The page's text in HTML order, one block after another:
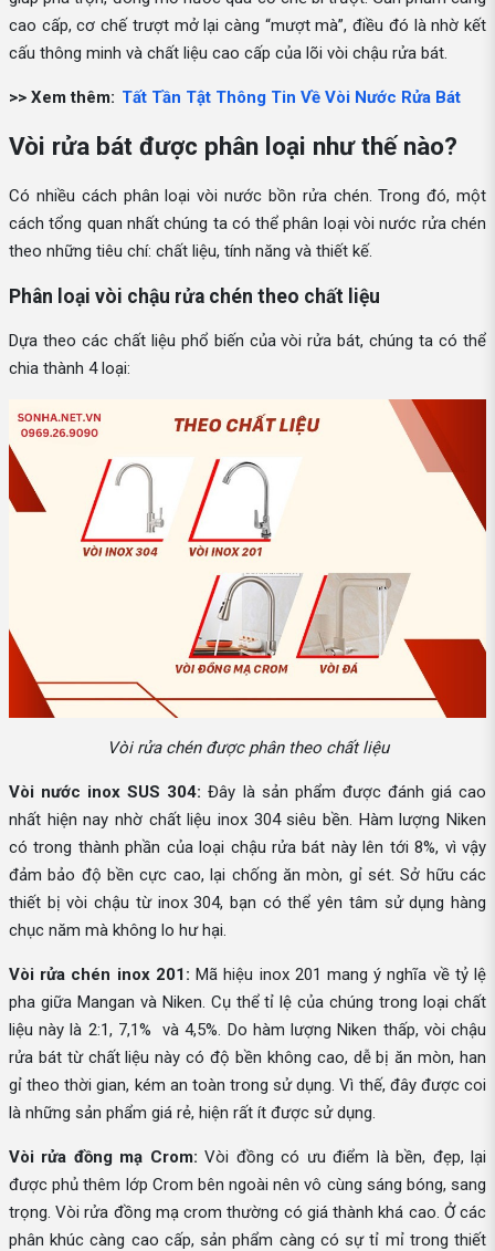
cao cấp, cơ chế trượt mở lại càng “mượt mà”, điều đó là nhờ kết
cấu thông minh và chất liệu cao cấp của lõi vòi chậu rửa bát.
>> Xem thêm: Tất Tần Tật Thông Tin Về Vòi Nước Rửa Bát
Vòi rửa bát được phân loại như thế nào?
Có nhiều cách phân loại vòi nước bồn rửa chén. Trong đó, một
cách tổng quan nhất chúng ta có thể phân loại vòi nước rửa chén
theo những tiêu chí: chất liệu, tính năng và thiết kế.
Phân loại vòi chậu rửa chén theo chất liệu
Dựa theo các chất liệu phổ biến của vòi rửa bát, chúng ta có thể
chia thành 4 loại:
Vòi rửa chén được phân theo chất liệu
Vòi nước inox SUS 304: Đây là sản phẩm được đánh giá cao
nhất hiện nay nhờ chất liệu inox 304 siêu bền. Hàm lượng Niken
có trong thành phần của loại chậu rửa bát này lên tới 8%, vì vậy
đảm bảo độ bền cực cao, lại chống ăn mòn, gỉ sét. Sở hữu các
thiết bị vòi chậu từ inox 304, bạn có thể yên tâm sử dụng hàng
chục năm mà không lo hư hại.
Vòi rửa chén inox 201: Mã hiệu inox 201 mang ý nghĩa về tỷ lệ
pha giữa Mangan và Niken. Cụ thể tỉ lệ của chúng trong loại chất
liệu này là 2:1, 7,1% và 4,5%. Do hàm lượng Niken thấp, vòi chậu
rửa bát từ chất liệu này có độ bền không cao, dễ bị ăn mòn, han
gỉ theo thời gian, kém an toàn trong sử dụng. Vì thế, đây được coi
là những sản phẩm giá rẻ, hiện rất ít được sử dụng.
Vòi rửa đồng mạ Crom: Vòi đồng có ưu điểm là bền, đẹp, lại
được phủ thêm lớp Crom bên ngoài nên vô cùng sáng bóng, sang
trọng. Vòi rửa đồng mạ crom thường có giá thành khá cao. Ở các
phân khúc càng cao cấp, sản phẩm càng có sự tỉ mỉ trong thiết